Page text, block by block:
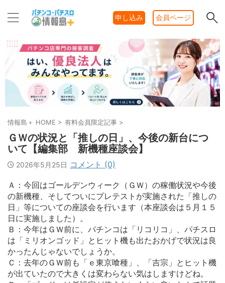
申し込み 会員ページ
情報島＋ HOME > 有料会員限定記事 >
ＧＷの状況と「推しの日」、今後の新台につ
いて【編集部 新機種座談会】
2026年5月25日 コメント (0)
Ａ：今回はゴールデンウィーク（ＧＷ）の稼働状況や今後
の新機種、そしてついにプレテストが実施された「推しの
日」等についての座談会を行います（本座談会は５月１５
日に実施しました）。
Ｂ：今年はＧＷ前に、パチンコは「リコリコ」、パチスロ
は「ミリオンゴッド」とヒット機も出たおかげで状況は良
かったんじゃないでしょうか。
Ｃ：去年のＧＷ前も「ｅ東京喰種」、「吉宗」とヒット機
が出ていたので大きくは変わらない気はしますけどね。